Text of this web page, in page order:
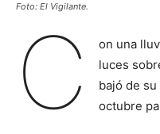
Foto: El Vigilante.
C
on una
luces
bajó de
octubre